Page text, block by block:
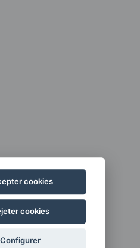
cookies
cookies
Configurer